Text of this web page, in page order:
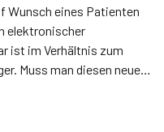
eines Patienten
elektronischer
ist im Verhältnis zum
Muss man diesen neuen